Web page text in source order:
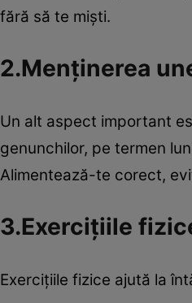
fără să te mişti.
2.Menţinerea
Un alt aspect important
genunchilor, pe termen
Alimentează-te corect,
3.Exerciţiile
Exerciţiile fizice ajută la